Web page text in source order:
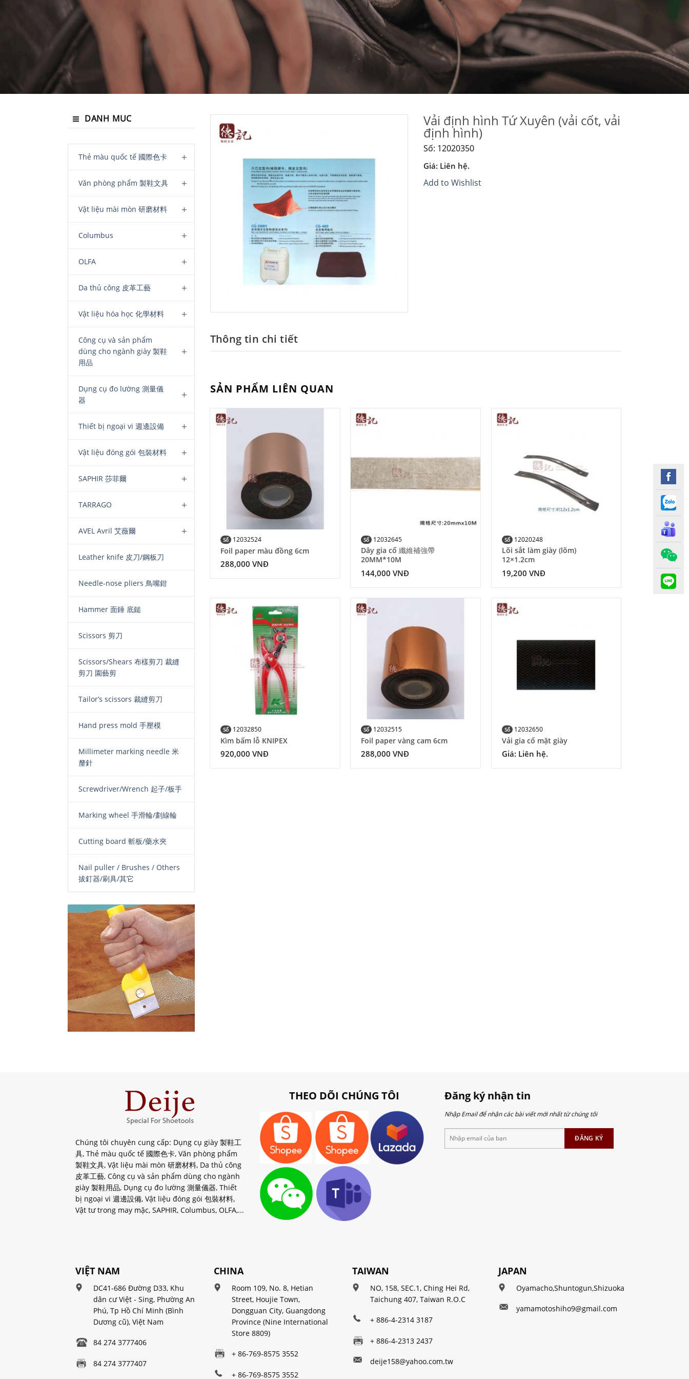
DANH MUC
Thẻ màu quốc tế 國際色卡
Văn phòng phẩm 製鞋文具
Vật liệu mài mòn 研磨材料
Columbus
OLFA
Da thủ công 皮革工藝
Vật liệu hóa học 化學材料
Công cụ và sản phẩm
dùng cho ngành giày 製鞋
用品
Dụng cụ đo lường 測量儀
器
Thiết bị ngoại vi 週邊設備
Vật liệu đóng gói 包裝材料
SAPHIR 莎菲爾
TARRAGO
AVEL Avril 艾薇爾
Leather knife 皮刀/鋼板刀
Needle-nose pliers 鳥嘴鉗
Hammer 面錘 底鎚
Scissors 剪刀
Scissors/Shears 布樣剪刀 裁縫
剪刀 園藝剪
Tailor’s scissors 裁縫剪刀
Hand press mold 手壓模
Millimeter marking needle 米
釐針
Screwdriver/Wrench 起子/板手
Marking wheel 手滑輪/劃線輪
Cutting board 斬板/藥水夾
Nail puller / Brushes / Others
拔釘器/刷具/其它
Wishlist
Vải định hình Tứ Xuyên (vải cốt, vải
định hình)
Số: 12020350
Giá: Liên hệ.
Add to Wishlist
Thông tin chi tiết
SẢN PHẨM LIÊN QUAN
Số 12032524
Foil paper màu đồng 6cm
288,000 VNĐ
Số 12032645
Dây gia cố 纖維補強帶
20MM*10M
144,000 VNĐ
Số 12020248
Lõi sắt làm giày (lõm)
12×1.2cm
19,200 VNĐ
Số 12032850
Kìm bấm lỗ KNIPEX
920,000 VNĐ
Số 12032515
Foil paper vàng cam 6cm
288,000 VNĐ
Số 12032650
Vải gia cố mặt giày
Giá: Liên hệ.
Chúng tôi chuyên cung cấp: Dụng cụ giày 製鞋工
具, Thẻ màu quốc tế 國際色卡, Văn phòng phẩm
製鞋文具, Vật liệu mài mòn 研磨材料, Da thủ công
皮革工藝, Công cụ và sản phẩm dùng cho ngành
giày 製鞋用品, Dụng cụ đo lường 測量儀器, Thiết
bị ngoại vi 週邊設備, Vật liệu đóng gói 包裝材料,
Vật tư trong may mặc, SAPHIR, Columbus, OLFA,...
THEO DÕI CHÚNG TÔI Đăng ký nhận tin
Nhập Email để nhận các bài viết mới nhất từ chúng tôi
VIỆT NAM
DC41-686 Đường D33, Khu
dân cư Việt - Sing, Phường An
Phú, Tp Hồ Chí Minh (Bình
Dương cũ), Việt Nam
84 274 3777406
84 274 3777407
CHINA
Room 109, No. 8, Hetian
Street, Houjie Town,
Dongguan City, Guangdong
Province (Nine International
Store 8809)
+ 86-769-8575 3552
+ 86-769-8575 3552
TAIWAN
NO, 158, SEC.1, Ching Hei Rd,
Taichung 407, Taiwan R.O.C
+ 886-4-2314 3187
+ 886-4-2313 2437
deije158@yahoo.com.tw
JAPAN
Oyamacho,Shuntogun,Shizuoka
yamamotoshiho9@gmail.com